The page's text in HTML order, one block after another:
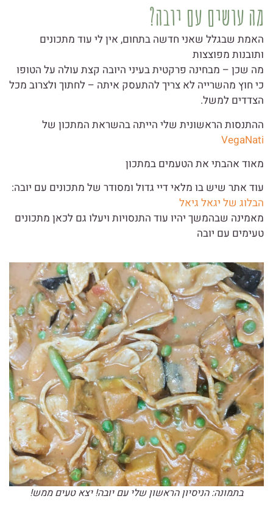
מה עושים עם יובה?
האמת שבגלל שאני חדשה בתחום, אין לי עוד מתכונים
ותובנות מפוצצות
מה שכן – מבחינה פרקטית בעיני היובה קצת עולה על הטופו
כי חוץ מהשרייה לא צריך להתעסק איתה – לחתוך ולצרוב מכל
הצדדים למשל.
ההתנסות הראשונית שלי הייתה בהשראת המתכון של
VegaNati
מאוד אהבתי את הטעמים במתכון
עוד אתר שיש בו מלאי דיי גדול ומסודר של מתכונים עם יובה:
הבלוג של יגאל גיאל
מאמינה שבהמשך יהיו עוד התנסויות ויעלו גם לכאן מתכונים
טעימים עם יובה
בתמונה: הניסיון הראשון שלי עם יובה! יצא טעים ממש!